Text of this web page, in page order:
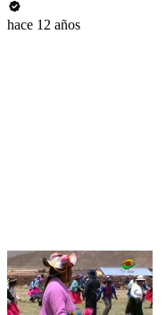
hace 12 años